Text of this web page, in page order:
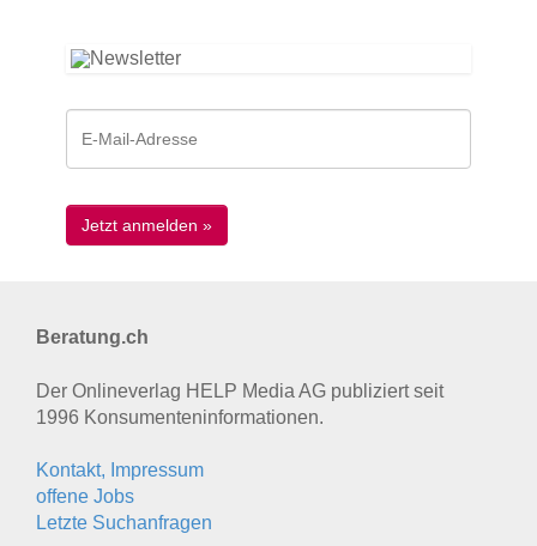
Beratung.ch
Der Onlineverlag HELP Media AG publiziert seit
1996 Konsumenten­informationen.
Kontakt, Impressum
offene Jobs
Letzte Suchanfragen